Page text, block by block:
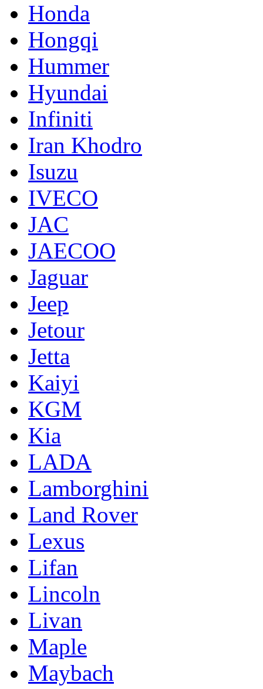
Honda
Hongqi
Hummer
Hyundai
Infiniti
Iran Khodro
Isuzu
IVECO
JAC
JAECOO
Jaguar
Jeep
Jetour
Jetta
Kaiyi
KGM
Kia
LADA
Lamborghini
Land Rover
Lexus
Lifan
Lincoln
Livan
Maple
Maybach